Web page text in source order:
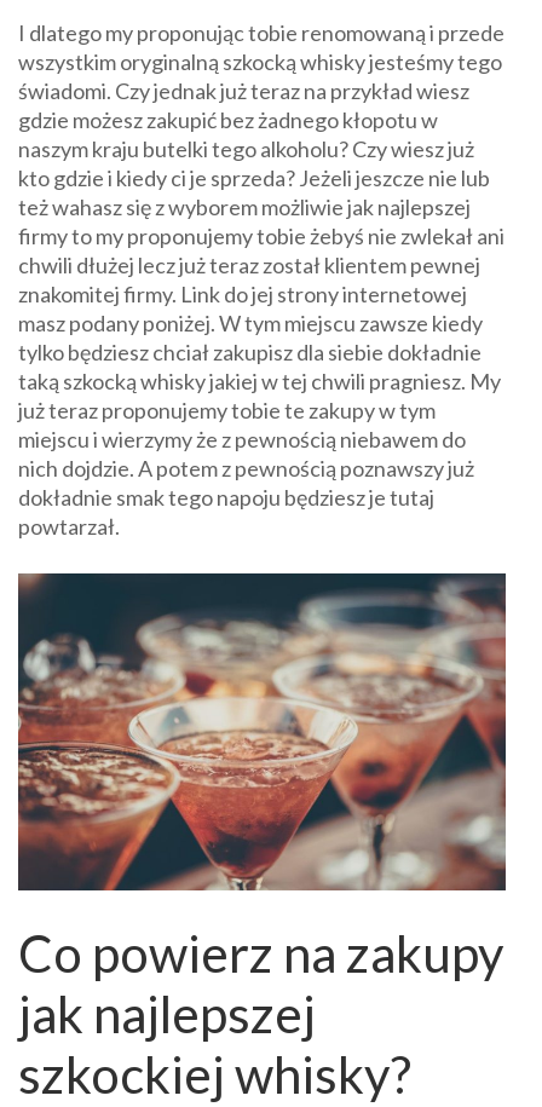
I dlatego my proponując tobie renomowaną i przede
wszystkim oryginalną szkocką whisky jesteśmy tego
świadomi. Czy jednak już teraz na przykład wiesz
gdzie możesz zakupić bez żadnego kłopotu w
naszym kraju butelki tego alkoholu? Czy wiesz już
kto gdzie i kiedy ci je sprzeda? Jeżeli jeszcze nie lub
też wahasz się z wyborem możliwie jak najlepszej
firmy to my proponujemy tobie żebyś nie zwlekał ani
chwili dłużej lecz już teraz został klientem pewnej
znakomitej firmy. Link do jej strony internetowej
masz podany poniżej. W tym miejscu zawsze kiedy
tylko będziesz chciał zakupisz dla siebie dokładnie
taką szkocką whisky jakiej w tej chwili pragniesz. My
już teraz proponujemy tobie te zakupy w tym
miejscu i wierzymy że z pewnością niebawem do
nich dojdzie. A potem z pewnością poznawszy już
dokładnie smak tego napoju będziesz je tutaj
powtarzał.
Co powierz na zakupy
jak najlepszej
szkockiej whisky?